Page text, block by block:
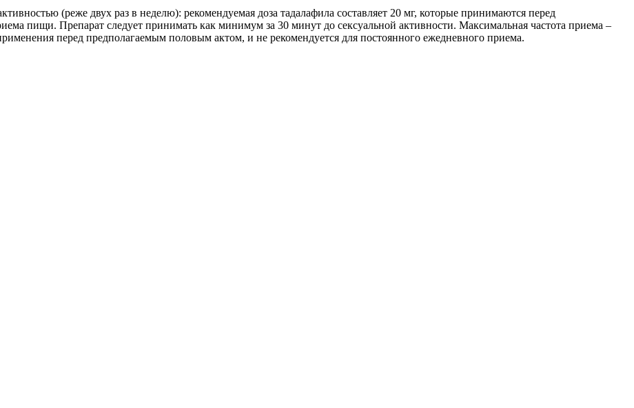
(реже двух раз в неделю): рекомендуемая доза тадалафила составляет 20 мг, которые принимаются перед
пищи. Препарат следует принимать как минимум за 30 минут до сексуальной активности. Максимальная частота приема –
перед предполагаемым половым актом, и не рекомендуется для постоянного ежедневного приема.